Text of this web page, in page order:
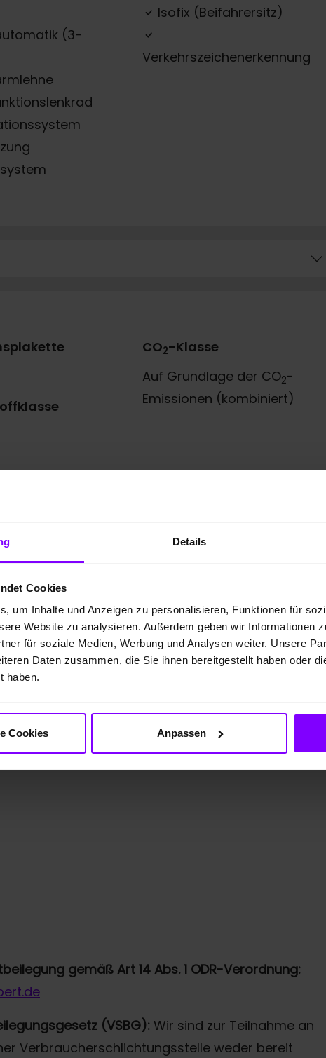
Details
Cookies
um Inhalte und Anzeigen zu personalisieren, Funktionen für
Website zu analysieren. Außerdem geben wir Informationen
für soziale Medien, Werbung und Analysen weiter. Unsere
Daten zusammen, die Sie ihnen bereitgestellt haben oder
haben.
Cookies Anpassen
(3-
Isofix (Beifahrersitz)
Verkehrszeichenerkennung
CO2-Klasse
Auf Grundlage der CO2-
Emissionen (kombiniert)
GmbH
gemäß Art 14 Abs. 1 ODR-Verordnung:
(VSBG): Wir sind zur Teilnahme an
Verbraucherschlichtungsstelle weder bereit